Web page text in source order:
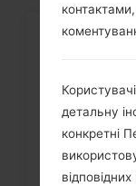
детальну
конкретні